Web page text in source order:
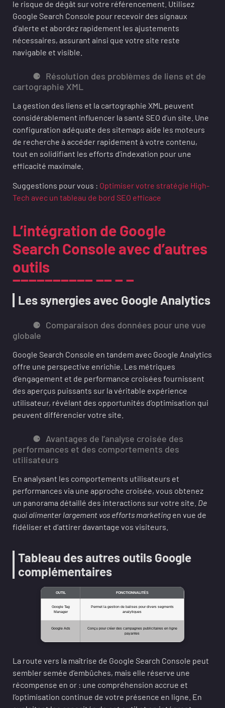
le risque de dégât sur votre référencement. Utilisez
Google Search Console pour recevoir des signaux
d’alerte et abordez rapidement les ajustements
nécessaires, assurant ainsi que votre site reste
navigable et visible.
Résolution des problèmes de liens et de
cartographie XML
La gestion des liens et la cartographie XML peuvent
considérablement influencer la santé SEO d’un site. Une
configuration adéquate des sitemaps aide les moteurs
de recherche à accéder rapidement à votre contenu,
tout en solidifiant les efforts d’indexation pour une
efficacité maximale.
Suggestions pour vous : Optimiser votre stratégie High-
Tech avec un tableau de bord SEO efficace
L’intégration de Google
Search Console avec d’autres
outils
Les synergies avec Google Analytics
Comparaison des données pour une vue
globale
Google Search Console en tandem avec Google Analytics
offre une perspective enrichie. Les métriques
d’engagement et de performance croisées fournissent
des aperçus puissants sur la véritable expérience
utilisateur, révélant des opportunités d’optimisation qui
peuvent différencier votre site.
Avantages de l’analyse croisée des
performances et des comportements des
utilisateurs
En analysant les comportements utilisateurs et
performances via une approche croisée, vous obtenez
un panorama détaillé des interactions sur votre site. De
quoi alimenter largement vos efforts marketing en vue de
fidéliser et d’attirer davantage vos visiteurs.
Tableau des autres outils Google
complémentaires
OUTIL FONCTIONNALITÉS
Google Tag
Manager
Permet la gestion de balises pour divers segments
analytiques
Google Ads
Conçu pour créer des campagnes publicitaires en ligne
payantes
La route vers la maîtrise de Google Search Console peut
sembler semée d’embûches, mais elle réserve une
récompense en or : une compréhension accrue et
l’optimisation continue de votre présence en ligne. En